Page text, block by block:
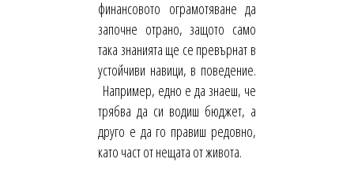
финансовото ограмотяване да
започне отрано, защото само
така знанията ще се превърнат в
устойчиви навици, в поведение.
Например, едно е да знаеш, че
трябва да си водиш бюджет, а
друго е да го правиш редовно,
като част от нещата от живота.